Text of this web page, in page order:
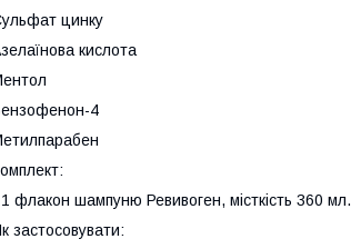
цинку
кислота
4
флакон шампуню Ревивоген, місткість 360 мл.
застосовувати: